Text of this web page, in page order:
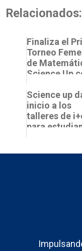
Relacionados:
Finaliza el
Torneo
de
Science Up
tres
Science up
inicio a los
talleres de
para